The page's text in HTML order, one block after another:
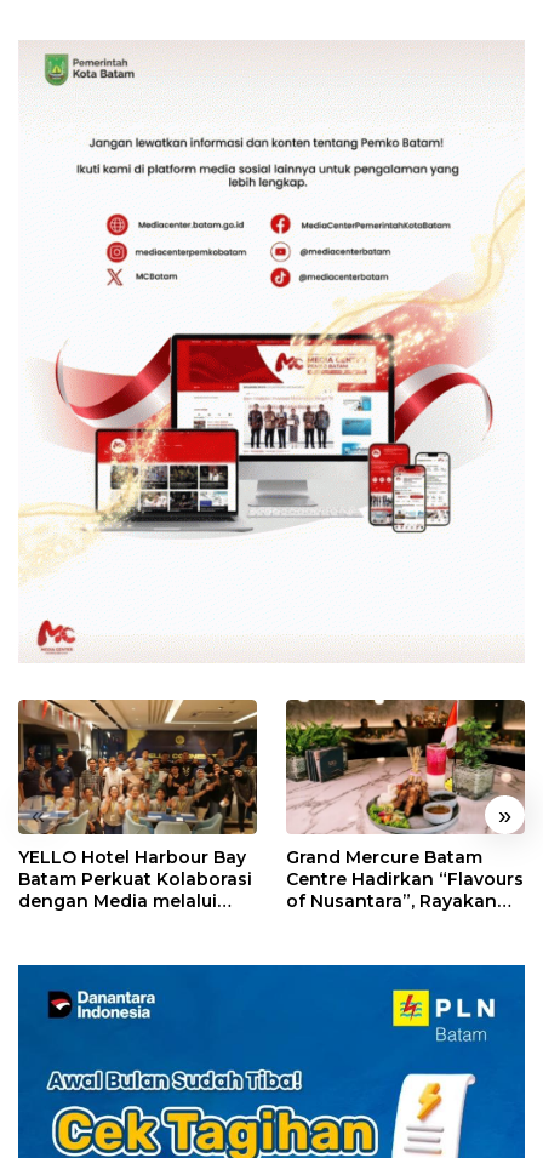
« »
YELLO Hotel Harbour Bay
Batam Perkuat Kolaborasi
dengan Media melalui
Grand Mercure Batam
Centre Hadirkan “Flavours
of Nusantara”, Rayakan